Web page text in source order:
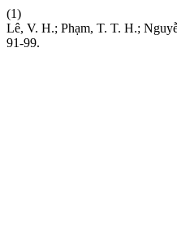
(1)
Lê, V. H.; Phạm, T. T. H.;
91-99.